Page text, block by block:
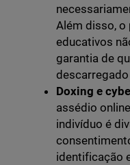
Além disso, o
educativos
garantia de
Doxing e
assédio
indivíduo é
identificação